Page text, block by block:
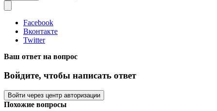
Facebook
Вконтакте
Twitter
Ваш ответ на вопрос
Войдите, чтобы написать ответ
Войти через центр авторизации
Похожие вопросы